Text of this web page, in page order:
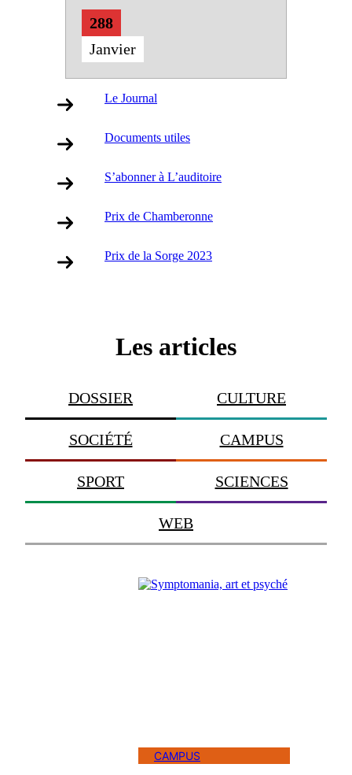
288
Janvier
Le Journal
Documents utiles
S’abonner à L’auditoire
Prix de Chamberonne
Prix de la Sorge 2023
Les articles
DOSSIER CULTURE
SOCIÉTÉ CAMPUS
SPORT SCIENCES
WEB
CAMPUS